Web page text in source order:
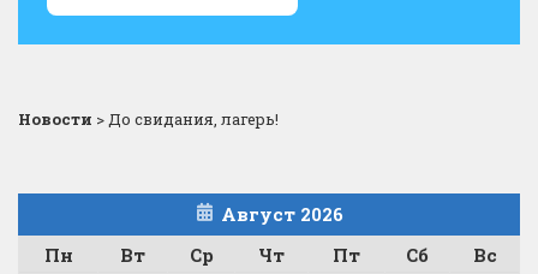
Новости > До свидания, лагерь!
Август 2026
Пн
Вт Ср Чт Пт Сб
Вс